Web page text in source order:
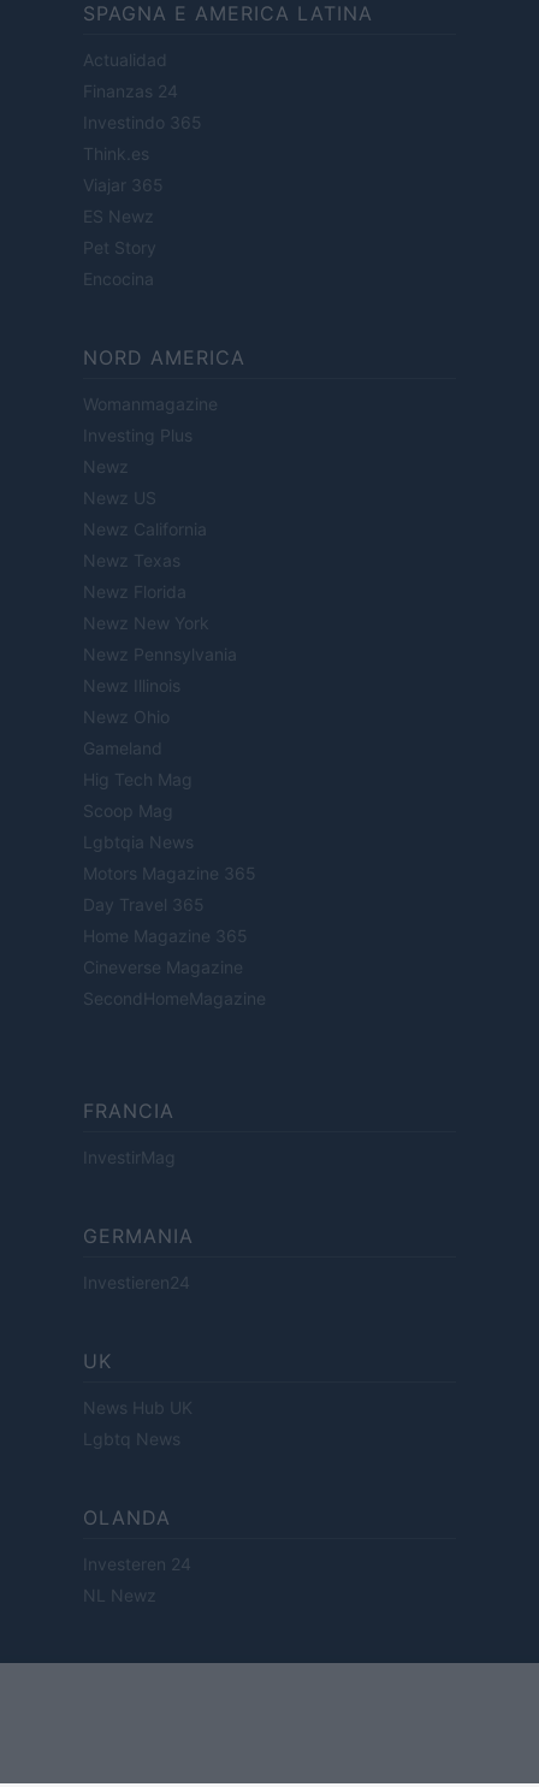
SPAGNA E AMERICA LATINA
Actualidad
Finanzas 24
Investindo 365
Think.es
Viajar 365
ES Newz
Pet Story
Encocina
NORD AMERICA
Womanmagazine
Investing Plus
Newz
Newz US
Newz California
Newz Texas
Newz Florida
Newz New York
Newz Pennsylvania
Newz Illinois
Newz Ohio
Gameland
Hig Tech Mag
Scoop Mag
Lgbtqia News
Motors Magazine 365
Day Travel 365
Home Magazine 365
Cineverse Magazine
SecondHomeMagazine
FRANCIA
InvestirMag
GERMANIA
Investieren24
UK
News Hub UK
Lgbtq News
OLANDA
Investeren 24
NL Newz